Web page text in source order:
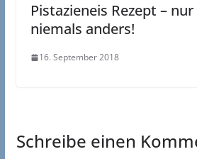
Pistazieneis Rezept –
niemals anders!
16. September 2018
Schreibe einen